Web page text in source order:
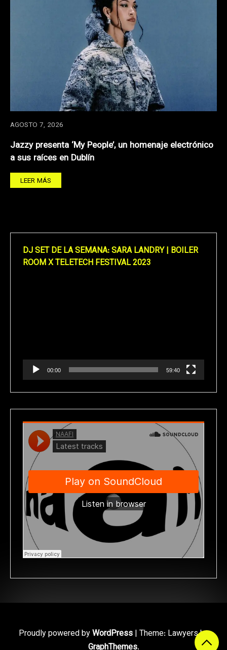
AGOSTO 7, 2026
Jazzy presenta ‘My People’, un homenaje electrónico
a sus raíces en Dublín
LEER MÁS
DJ SET DE LA SEMANA: SARA LANDRY | BOILER
ROOM X TELETECH FESTIVAL 2023
00:00 59:40
Proudly powered byWordPress | Theme: Lawyers by